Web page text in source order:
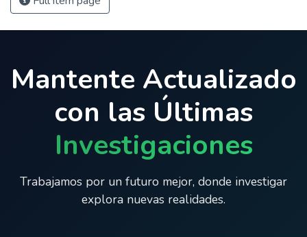
Mantente Actualizado
con las Últimas
Investigaciones
Trabajamos por un futuro mejor, donde investigar
explora nuevas realidades.